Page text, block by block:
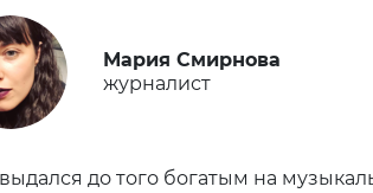
Мария Смирнова
журналист
до того богатым на